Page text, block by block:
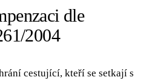
dle
2004
cestující, kteří se setkají s